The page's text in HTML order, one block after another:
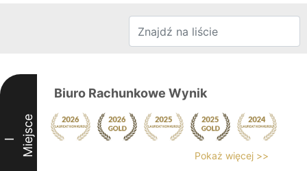
I Miejsce
Biuro Rachunkowe Wynik
Pokaż więcej >>